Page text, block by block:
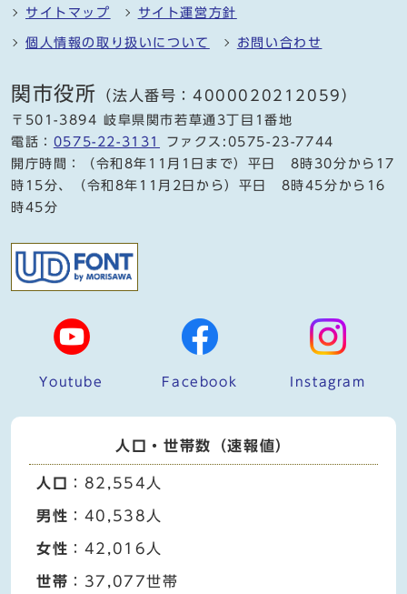
サイトマップ サイト運営方針
個人情報の取り扱いについて お問い合わせ
関市役所 （法人番号：4000020212059）
〒501-3894 岐阜県関市若草通3丁目1番地
電話： 0575-22-3131
ファクス:0575-23-7744
開庁時間：（令和8年11月1日まで）平日 8時30分から17
時15分、（令和8年11月2日から）平日 8時45分から16
時45分
Youtube Facebook Instagram
人口・世帯数（速報値）
人口 ：82,554人
男性 ：40,538人
女性 ：42,016人
世帯 ：37,077世帯